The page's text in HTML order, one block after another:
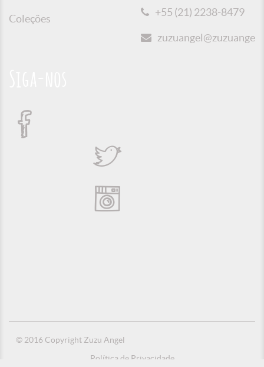
Coleções
+55 (21) 2238-8479
© 2016 Copyright Zuzu Angel
Política de Privacidade